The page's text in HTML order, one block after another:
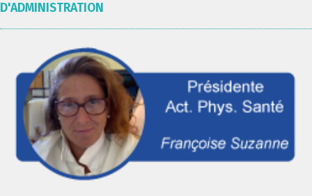
D'ADMINISTRATION